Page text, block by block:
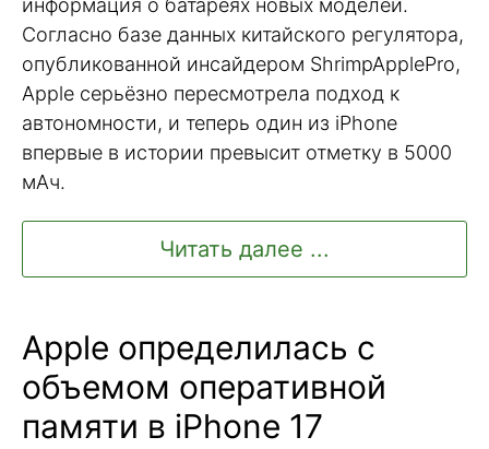
информация о батареях новых моделей.
Согласно базе данных китайского регулятора,
опубликованной инсайдером ShrimpApplePro,
Apple серьёзно пересмотрела подход к
автономности, и теперь один из iPhone
впервые в истории превысит отметку в 5000
мАч.
Читать далее ...
Apple определилась с
объемом оперативной
памяти в iPhone 17